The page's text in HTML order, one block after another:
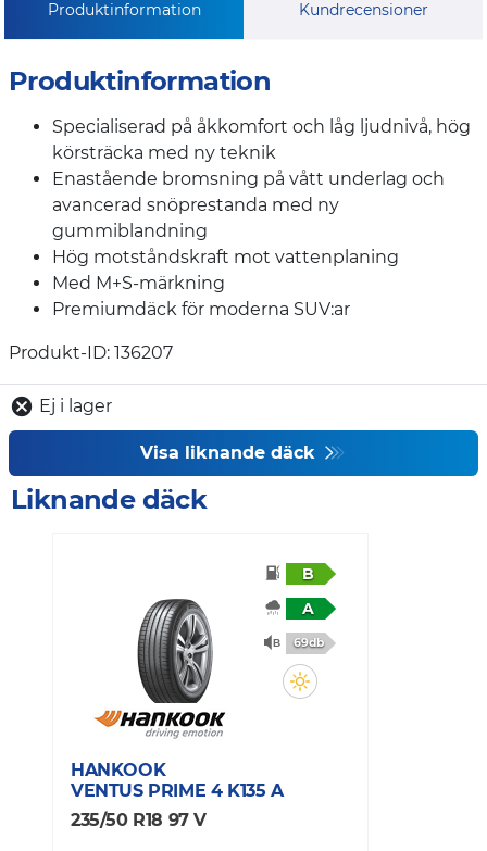
Produktinformation Kundrecensioner
Produktinformation
Specialiserad på åkkomfort och låg ljudnivå, hög
körsträcka med ny teknik
Enastående bromsning på vått underlag och
avancerad snöprestanda med ny
gummiblandning
Hög motståndskraft mot vattenplaning
Med M+S-märkning
Premiumdäck för moderna SUV:ar
Produkt-ID: 136207
Ej i lager
Visa liknande däck
Liknande däck
B
A
69db
HANKOOK
VENTUS PRIME 4 K135 A
235/50 R18 97 V